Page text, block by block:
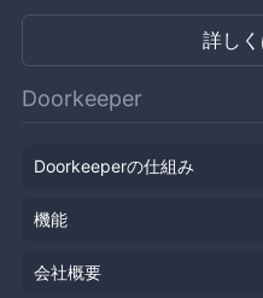
詳し
Doorkeeper
Doorkeeperの仕組み
機能
会社概要